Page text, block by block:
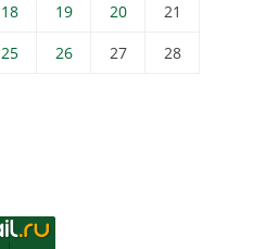
18 19 20
21
25 26 27 28